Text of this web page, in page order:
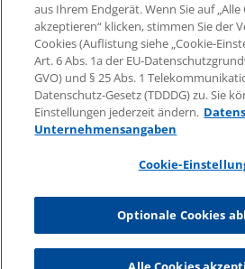
Limited, einer Private English
Guarantee, angeschlossen sind.
vorbehalten. Für weitere
der globalen Organisation von
bittehttps://home.kpmg/
KPMG International erbringt
Kunden. Keine Mitgliedsfirma ist
International oder eine andere
binden, ebenso wie KPMG
autorisiert ist, andere
aus Ihrem Endgerät. Wenn Sie auf „Alle
akzeptieren“ klicken, stimmen Sie der
Cookies (Auflistung siehe „Cookie-
Art. 6 Abs. 1a der EU-
GVO) und § 25 Abs. 1
Datenschutz-Gesetz (TDDDG) zu. Sie
Einstellungen jederzeit ändern.
Unternehmensangaben
Cookie-
Optionale Cookies